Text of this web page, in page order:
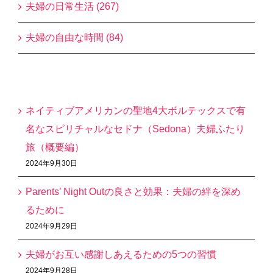
夫婦の日常生活 (267)
夫婦の自由な時間 (84)
ネイティブアメリカンの聖地4大ボルテックスで有
名なスピリチャルなセドナ（Sedona）夫婦ふたり
旅（概要編）
2024年9月30日
Parents’ Night Outの良さと効果：夫婦の絆を深め
るために
2024年9月29日
夫婦がお互い感謝しあえるための5つの習慣
2024年9月28日